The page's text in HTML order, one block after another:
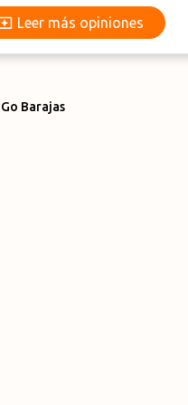
Leer más opiniones
Leer más opiniones
Go Barajas